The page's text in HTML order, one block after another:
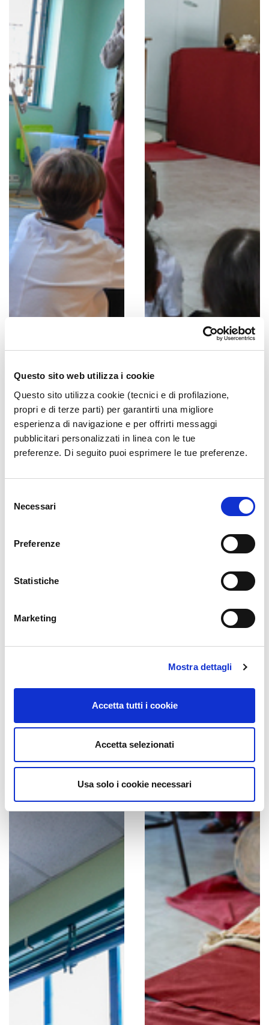
Questo sito web utilizza i cookie
Questo sito utilizza cookie (tecnici e di profilazione,
propri e di terze parti) per garantirti una migliore
esperienza di navigazione e per offrirti messaggi
pubblicitari personalizzati in linea con le tue
preferenze. Di seguito puoi esprimere le tue preferenze.
delNecessari
Preferenze
Statistiche
Marketing
Mostra dettagli
Accetta tutti i cookie
Accetta selezionati
Usa solo i cookie necessari